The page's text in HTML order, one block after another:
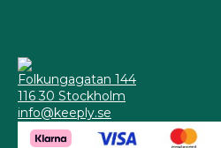
Folkungagatan 144
116 30 Stockholm
info@keeply.se